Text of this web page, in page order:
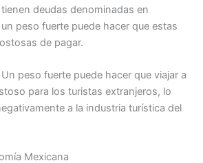
deudas denominadas en
peso fuerte puede hacer que estas
de pagar.
peso fuerte puede hacer que viajar a
para los turistas extranjeros, lo
a la industria turística del
Mexicana